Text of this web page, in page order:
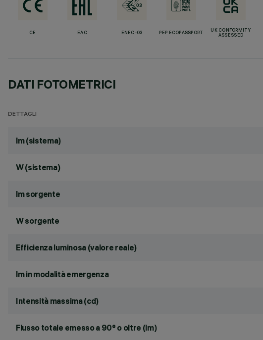
CE EAC ENEC-03 PEP ECOPASSPORT
UK CONFORMITY
ASSESSED
DATI FOTOMETRICI
DETTAGLI
lm (sistema)
W (sistema)
lm sorgente
W sorgente
Efficienza luminosa (valore reale)
lm in modalità emergenza
Intensità massima (cd)
Flusso totale emesso a 90° o oltre (lm)